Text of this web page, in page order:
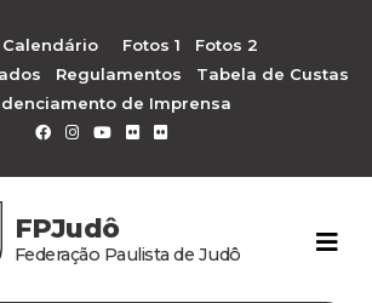
Calendário Fotos 1
Fotos 2
Regulamentos
Tabela de Custas
de Imprensa
FPJudô
Federação Paulista de Judô